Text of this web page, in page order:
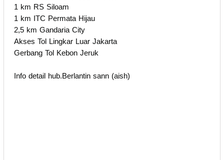
1 km RS Siloam
1 km ITC Permata Hijau
2,5 km Gandaria City
Akses Tol Lingkar Luar Jakarta
Gerbang Tol Kebon Jeruk
Info detail hub.Berlantin sann (aish)